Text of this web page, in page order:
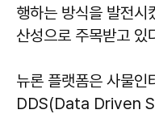
행하는 방식을 발전시
산성으로 주목받고 있
뉴론 플랫폼은 사물
DDS(Data Driven